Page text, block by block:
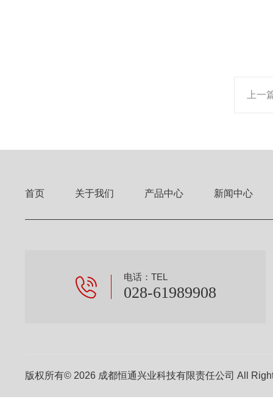
上一
首页 关于我们 产品中心 新闻中心
电话：TEL
028-61989908
版权所有© 2026 成都恒通兴业科技有限责任公司 All